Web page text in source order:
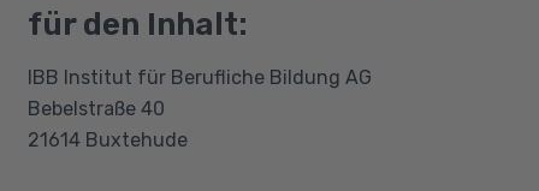
für den Inhalt:
IBB Institut für Berufliche Bildung AG
Bebelstraße 40
21614 Buxtehude